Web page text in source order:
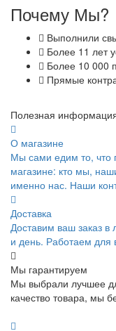
Почему Мы?
Выполнили
Более 11 лет
Более 10 000
Прямые
Полезная
О магазине
Мы сами едим то, что
магазине: кто мы,
именно нас. Наши
Доставка
Доставим ваш заказ
и день. Работаем для
Мы гарантируем
Мы выбрали лучшее
качество товара, мы